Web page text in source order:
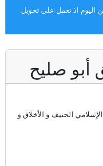
اذ نعمل على تحويل
صليح
الحنيف و الأخلاق و